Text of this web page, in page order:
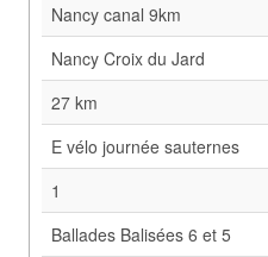
Nancy canal 9km
Nancy Croix du Jard
27 km
E vélo journée sauternes
1
Ballades Balisées 6 et 5